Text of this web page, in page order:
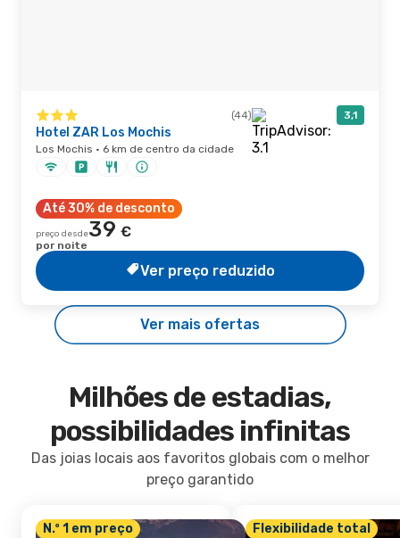
(44) 3,1
Hotel ZAR Los Mochis
Los Mochis · 6 km de centro da cidade
Até 30% de desconto
preço desde39 €
por noite
Ver preço reduzido
Ver mais ofertas
Milhões de estadias,
possibilidades infinitas
Das joias locais aos favoritos globais com o melhor
preço garantido
N.º 1 em preço Flexibilidade total